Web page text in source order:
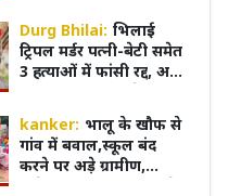
प्रदेश का सबसे पुराना GRMC बनेगा मध्य प्रदेश
की पहली मेडिकल यूनिवर्सिटी
पिलाना आवश्यक
Durg Bhilai: भिलाई
ट्रिपल मर्डर पत्नी-बेटी समेत
3 हत्याओं में फांसी रद्द, अब
रहेगा रवि शर्मा
kanker: भालू के खौफ से
गांव में बवाल,स्कूल बंद
करने पर अड़े ग्रामीण,